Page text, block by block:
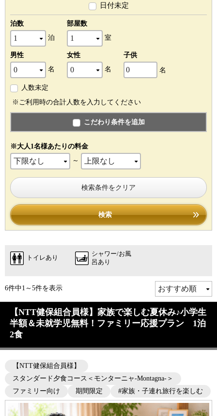
日付未定
泊数
泊
部屋数
室
男性
名
女性
名
子供
名
人数未定
※ご利用時の合計人数を入力してください
こだわり条件を追加
※大人1名様あたりの料金
～
検索条件をクリア
検索
トイレあり
シャワー/お風
呂あり
6件中1～5件を表示
【NTT健保組合員様】家族で楽しむ夏休み♪小学生
半額＆未就学児無料！ファミリー応援プラン 1泊
2食
【NTT健保組合員様】
スタンダード夕食コース＜モンターニャ-Montagna-＞
ファミリー向け
期間限定 #家族・子連れ旅行を楽しむ